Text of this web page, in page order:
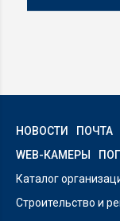
НОВОСТИ ПОЧТА
WEB-КАМЕРЫ
Каталог
Строительство и